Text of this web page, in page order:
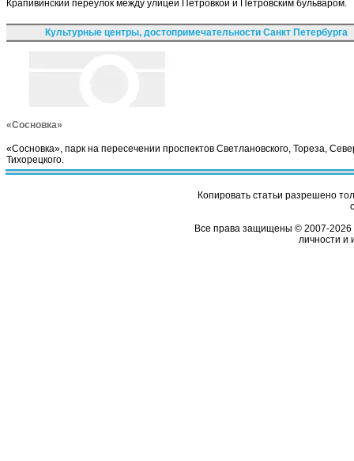
Крапивинский переулок между улицей Петровкой и Петровским бульваром.
Культурные центры, достопримечательности Санкт Петербурга
«Сосновка»
«Сосновка», парк на пересечении проспектов Светлановского, Тореза,
Тихорецкого.
Копировать статьи разрешено
Все права защищены © 2007-2026
личности и